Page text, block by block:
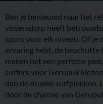
Ben je benieuwd naar het
vissersdorp heeft
spots voor elk niveau. Of je
ervaring hebt, de beschutte
maken het een perfecte
surfers voor Gerupuk
dan de drukke surfplekken.
door de charme van